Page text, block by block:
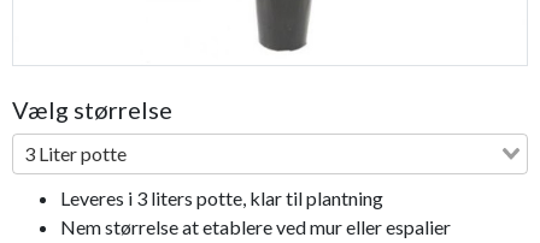
Vælg størrelse
3 Liter potte
Leveres i 3 liters potte, klar til plantning
Nem størrelse at etablere ved mur eller espalier